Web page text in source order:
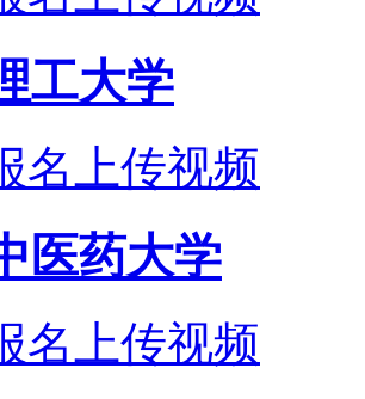
工大学
名 上传视频
医药大学
名 上传视频